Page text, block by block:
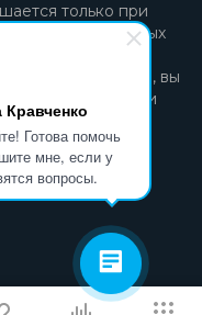
Кравченко
Готова помочь
мне, если у
вопросы.
только при
для поисковых
адрес
сайтом, вы
данных
и
cookie.